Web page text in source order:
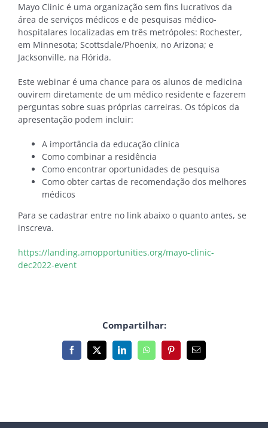
Mayo Clinic é uma organização sem fins lucrativos da
área de serviços médicos e de pesquisas médico-
hospitalares localizadas em três metrópoles: Rochester,
em Minnesota; Scottsdale/Phoenix, no Arizona; e
Jacksonville, na Flórida.
Este webinar é uma chance para os alunos de medicina
ouvirem diretamente de um médico residente e fazerem
perguntas sobre suas próprias carreiras. Os tópicos da
apresentação podem incluir:
A importância da educação clínica
Como combinar a residência
Como encontrar oportunidades de pesquisa
Como obter cartas de recomendação dos melhores
médicos
Para se cadastrar entre no link abaixo o quanto antes, se
inscreva.
https://landing.amopportunities.org/mayo-clinic-
dec2022-event
Compartilhar:
Facebook
X LinkedInWhatsAppPinterest
E-
mail